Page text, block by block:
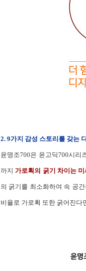
2. 9가지 감성 스토리를 갖는
윤명조700은 윤고딕700시리
까지가로획의 굵기 차이는
의 굵기를 최소화하여 속 공
비율로 가로획 또한 굵어진다